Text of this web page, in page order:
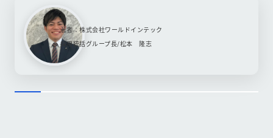
著者：株式会社ワールドインテック
採用統括グループ長/松本 隆志